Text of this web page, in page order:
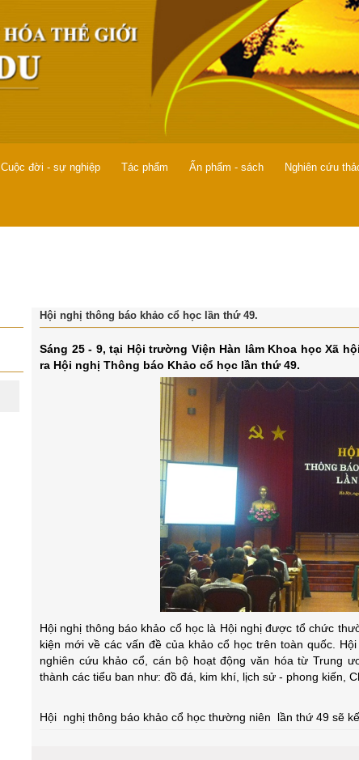
Cuộc đời - sự nghiệp Tác phẩm Ấn phẩm - sách Nghiên cứu
Hội nghị thông báo khảo cổ học lần thứ 49.
Sáng 25 - 9, tại Hội trường Viện Hàn lâm Khoa học Xã
ra Hội nghị Thông báo Khảo cổ học lần thứ 49.
Hội nghị thông báo khảo cổ học là Hội nghị được tổ chức
kiện mới về các vấn đề của khảo cổ học trên toàn quốc.
nghiên cứu khảo cổ, cán bộ hoạt động văn hóa từ Trung
thành các tiểu ban như: đồ đá, kim khí, lịch sử - phong kiến,
Hội nghị thông báo khảo cổ học thường niên lần thứ 49 sẽ